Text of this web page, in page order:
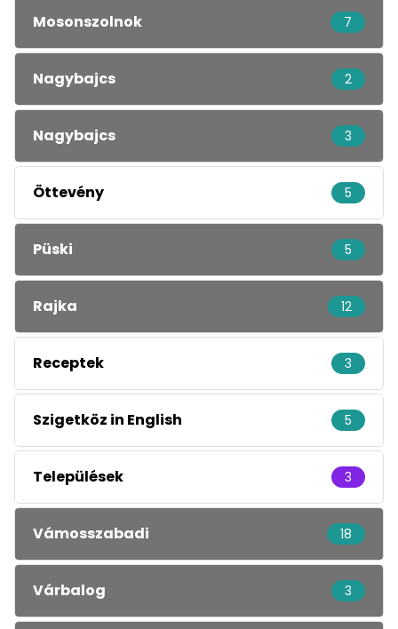
Mosonszolnok 7
Nagybajcs 2
Nagybajcs 3
Öttevény 5
Püski 5
Rajka 12
Receptek 3
Szigetköz in English 5
Települések 3
Vámosszabadi 18
Várbalog 3